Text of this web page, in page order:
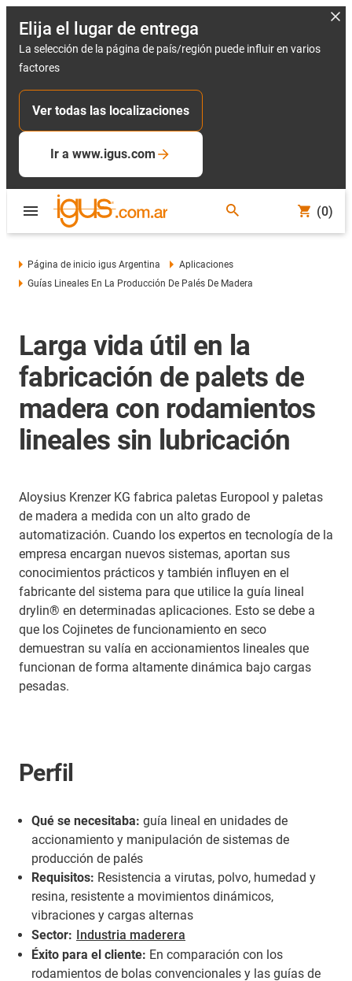
Elija el lugar de entrega
La selección de la página de país/región puede influir en varios
factores
Ver todas las localizaciones
Ir a www.igus.com
(0)
Página de inicio igus Argentina
Aplicaciones
Guías Lineales En La Producción De Palés De Madera
Larga vida útil en la
fabricación de palets de
madera con rodamientos
lineales sin lubricación
Aloysius Krenzer KG fabrica paletas Europool y paletas
de madera a medida con un alto grado de
automatización. Cuando los expertos en tecnología de la
empresa encargan nuevos sistemas, aportan sus
conocimientos prácticos y también influyen en el
fabricante del sistema para que utilice la guía lineal
drylin® en determinadas aplicaciones. Esto se debe a
que los Cojinetes de funcionamiento en seco
demuestran su valía en accionamientos lineales que
funcionan de forma altamente dinámica bajo cargas
pesadas.
Perfil
Qué se necesitaba: guía lineal en unidades de
accionamiento y manipulación de sistemas de
producción de palés
Requisitos: Resistencia a virutas, polvo, humedad y
resina, resistente a movimientos dinámicos,
vibraciones y cargas alternas
Sector: Industria maderera
Éxito para el cliente: En comparación con los
rodamientos de bolas convencionales y las guías de